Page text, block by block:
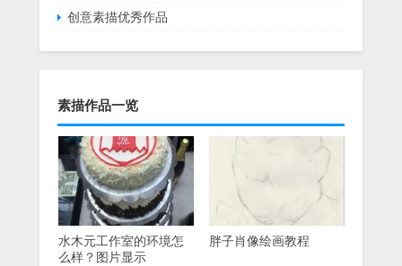
创意素描优秀作品
素描作品一览
水木元工作室的环境怎
么样？图片显示
胖子肖像绘画教程